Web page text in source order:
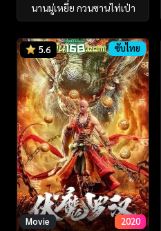
นานมู่เหยี่ย กวนซานไท่เป่า
5.6 ซับไทย
Movie 2020